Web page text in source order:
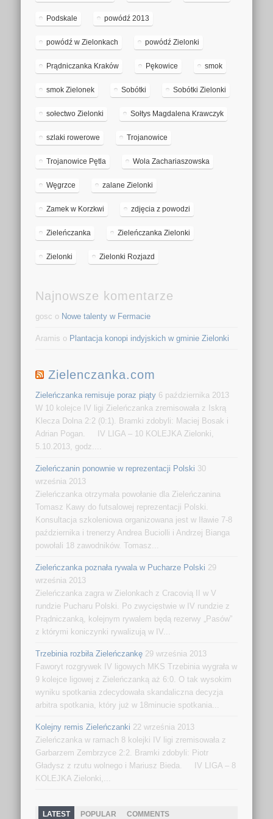
Podskale powódź 2013
powódź w Zielonkach powódź Zielonki
Prądniczanka Kraków Pękowice smok
smok Zielonek Sobótki Sobótki Zielonki
sołectwo Zielonki Sołtys Magdalena Krawczyk
szlaki rowerowe Trojanowice
Trojanowice Pętla Wola Zachariaszowska
Węgrzce zalane Zielonki
Zamek w Korzkwi zdjęcia z powodzi
Zieleńczanka Zieleńczanka Zielonki
Zielonki Zielonki Rozjazd
Najnowsze komentarze
gosc o Nowe talenty w Fermacie
Aramis o Plantacja konopi indyjskich w gminie Zielonki
Zielenczanka.com
Zieleńczanka remisuje poraz piąty 6 października 2013
W 10 kolejce IV ligi Zieleńczanka zremisowała z Iskrą
Klecza Dolna 2:2 (0:1). Bramki zdobyli: Maciej Bosak i
Adrian Pogan. IV LIGA – 10 KOLEJKA Zielonki,
5.10.2013, godz....
Zieleńczanin ponownie w reprezentacji Polski 30
września 2013
Zieleńczanka otrzymała powołanie dla Zieleńczanina
Tomasz Kawy do futsalowej reprezentacji Polski.
Konsultacja szkoleniowa organizowana jest w Iławie 7-8
października i trenerzy Andrea Buciolli i Andrzej Bianga
powołali 18 zawodników. Tomasz...
Zieleńczanka poznała rywala w Pucharze Polski 29
września 2013
Zieleńczanka zagra w Zielonkach z Cracovią II w V
rundzie Pucharu Polski. Po zwycięstwie w IV rundzie z
Prądniczanką, kolejnym rywalem będą rezerwy „Pasów”
z którymi koniczynki rywalizują w IV...
Trzebinia rozbiła Zieleńczankę 29 września 2013
Faworyt rozgrywek IV ligowych MKS Trzebinia wygrała w
9 kolejce ligowej z Zieleńczanką aż 6:0. O tak wysokim
wyniku spotkania zdecydowała skandaliczna decyzja
arbitra spotkania, który już w 18minucie spotkania...
Kolejny remis Zieleńczanki 22 września 2013
Zieleńczanka w ramach 8 kolejki IV ligi zremisowała z
Garbarzem Zembrzyce 2:2. Bramki zdobyli: Piotr
Gładysz z rzutu wolnego i Mariusz Bieda. IV LIGA – 8
KOLEJKA Zielonki,...
LATEST POPULAR COMMENTS